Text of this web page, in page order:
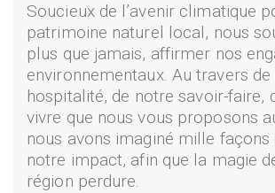
Soucieux de l’avenir climatique
patrimoine naturel local, nous
plus que jamais, affirmer nos
environnementaux. Au travers
hospitalité, de notre savoir-faire,
vivre que nous vous proposons
nous avons imaginé mille
notre impact, afin que la magie
région perdure.